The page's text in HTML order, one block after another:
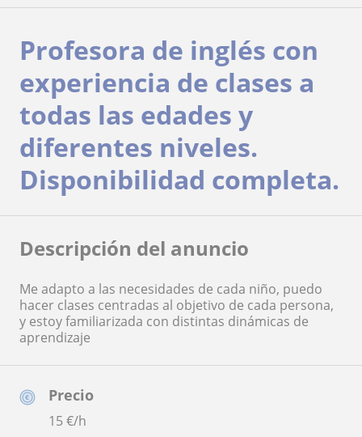
Precio
15€/h
Profesora de inglés con
experiencia de clases a
todas las edades y
diferentes niveles.
Disponibilidad completa.
Descripción del anuncio
Me adapto a las necesidades de cada niño, puedo
hacer clases centradas al objetivo de cada persona,
y estoy familiarizada con distintas dinámicas de
aprendizaje